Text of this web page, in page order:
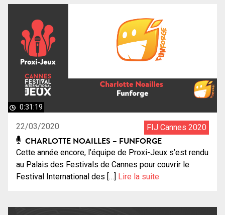
0:31:19
22/03/2020 FIJ Cannes 2020
CHARLOTTE NOAILLES – FUNFORGE
Cette année encore, l’équipe de Proxi-Jeux s’est rendu
au Palais des Festivals de Cannes pour couvrir le
Festival International des […]
Lire la suite